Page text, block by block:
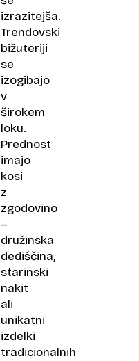
izrazitejša.
Trendovski
bižuteriji
se
izogibajo
v
širokem
loku.
Prednost
imajo
kosi
z
zgodovino
–
družinska
dediščina,
starinski
nakit
ali
unikatni
izdelki
tradicionalnih